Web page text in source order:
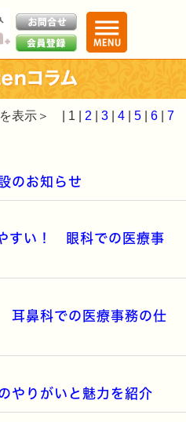
表示＞ | 1 | 2 3 4 5 6
7
のお知らせ
すい！ 眼科での医療事
耳鼻科での医療事務の仕
やりがいと魅力を紹介